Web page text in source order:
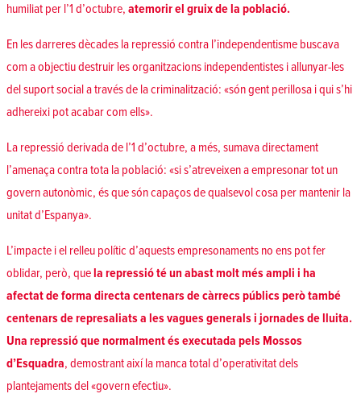
humiliat per l’1 d’octubre, atemorir el gruix de la població.
En les darreres dècades la repressió contra l’independentisme buscava
com a objectiu destruir les organitzacions independentistes i allunyar-les
del suport social a través de la criminalització: «són gent perillosa i qui s’hi
adhereixi pot acabar com ells».
La repressió derivada de l’1 d’octubre, a més, sumava directament
l’amenaça contra tota la població: «si s’atreveixen a empresonar tot un
govern autonòmic, és que són capaços de qualsevol cosa per mantenir la
unitat d’Espanya».
L’impacte i el relleu polític d’aquests empresonaments no ens pot fer
oblidar, però, quela repressió té un abast molt més ampli i ha
afectat de forma directa centenars de càrrecs públics però també
centenars de represaliats a les vagues generals i jornades de lluita.
Una repressió que normalment és executada pels Mossos
d’Esquadra, demostrant així la manca total d’operativitat dels
plantejaments del «govern efectiu».